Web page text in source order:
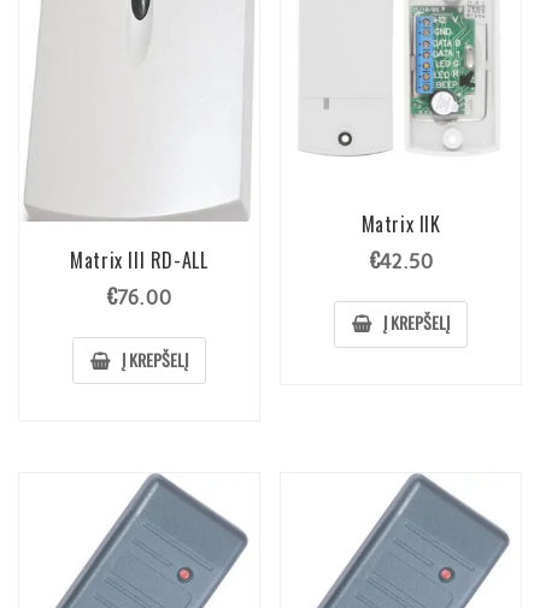
Matrix III RD-ALL
€76.00
Į KREPŠELĮ
Matrix IIK
€42.50
Į KREPŠELĮ